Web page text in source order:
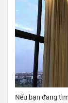
Nếu bạn đang